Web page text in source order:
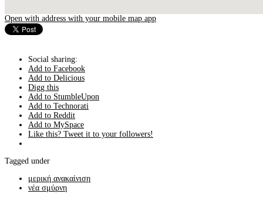
Open with address with your mobile map app
Social sharing:
Add to Facebook
Add to Delicious
Digg this
Add to StumbleUpon
Add to Technorati
Add to Reddit
Add to MySpace
Like this? Tweet it to your followers!
Tagged under
μερική ανακαίνιση
νέα σμύρνη